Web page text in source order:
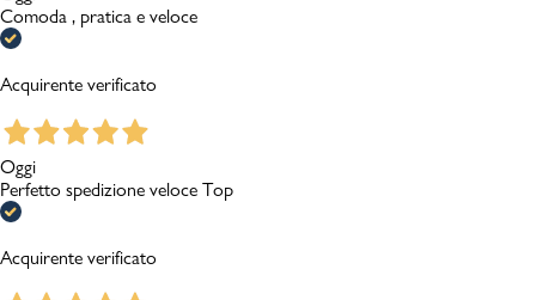
Comoda , pratica e veloce
Acquirente verificato
Oggi
Perfetto spedizione veloce Top
Acquirente verificato